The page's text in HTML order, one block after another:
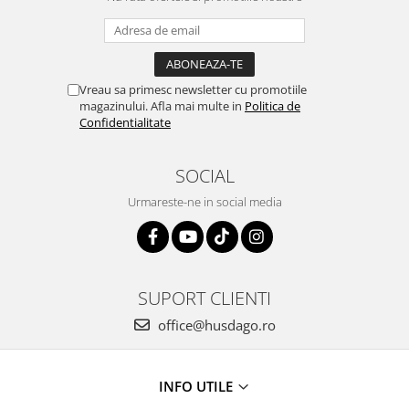
Combinezoane de lucru
impermeabile
Costume de ploaie impermeabile
Industria alimentara
Pantaloni de lucru in talie
Vreau sa primesc newsletter cu promotiile
magazinului. Afla mai multe in Politica de
Confidentialitate
SOCIAL
Urmareste-ne in social media
SUPORT CLIENTI
office@husdago.ro
INFO UTILE